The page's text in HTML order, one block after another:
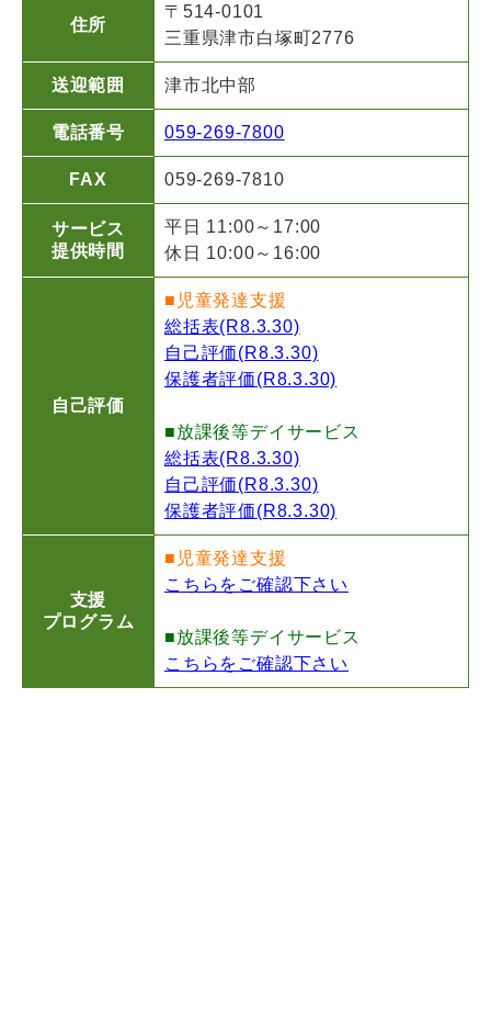
住所
〒514-0101
三重県津市白塚町2776
送迎範囲 津市北中部
電話番号 059-269-7800
FAX 059-269-7810
サービス
提供時間
平日 11:00～17:00
休日 10:00～16:00
自己評価
■児童発達支援
総括表(R8.3.30)
自己評価(R8.3.30)
保護者評価(R8.3.30)
■放課後等デイサービス
総括表(R8.3.30)
自己評価(R8.3.30)
保護者評価(R8.3.30)
支援
プログラム
■児童発達支援
こちらをご確認下さい
■放課後等デイサービス
こちらをご確認下さい